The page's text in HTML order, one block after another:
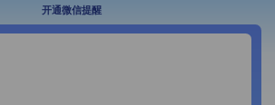
开通微信提醒